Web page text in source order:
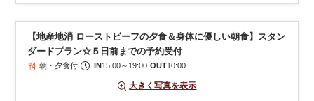
【地産地消 ローストビーフの夕食＆身体に優しい朝食】スタン
ダードプラン☆５日前までの予約受付
朝・夕食付 IN15:00～ 19:00 OUT10:00
大きく写真を表示